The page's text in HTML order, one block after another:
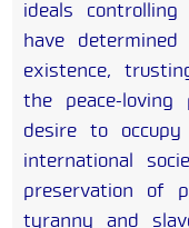
ideals
have
existence,
the peace-
desire to
international
preservation of
tyranny and